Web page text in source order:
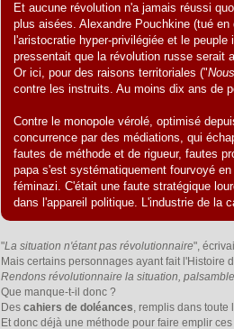
Et aucune révolution n'a jamais réussi
plus aisées. Alexandre Pouchkine (tué
l'aristocratie hyper-privilégiée et le
pressentait que la révolution russe serait
Or ici, pour des raisons territoriales ("
contre les instruits. Au moins dix ans de
Contre le monopole vérolé, optimisé
concurrence par des médiations, qui
fautes de méthode et de rigueur, fautes
papa s'est systématiquement fourvoyé
féminazi. C'était une faute stratégique
dans l'appareil politique. L'industrie de la
"La situation n'étant pas révolutionnaire",
Mais certains personnages ayant fait l'Histoire
Rendons révolutionnaire la situation,
Que manque-t-il donc ?
Descahiers de doléances, remplis dans toute
Et donc déjà une méthode pour faire emplir